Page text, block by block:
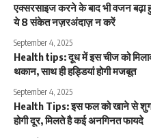
एक्सरसाइज करने के बाद भी वजन
ये 8 संकेत नज़रअंदाज़ न करें
September 4, 2025
Health tips: दूध में इस चीज को
थकान, साथ ही हड्डियां होगी मजबूत
September 4, 2025
Health Tips: इस फल को खाने से शुगर
होगी दूर, मिलते है कई अनगिनत फायदे